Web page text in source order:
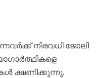
നിരവധി ജോലി
ക്ഷണിക്കുന്നു.